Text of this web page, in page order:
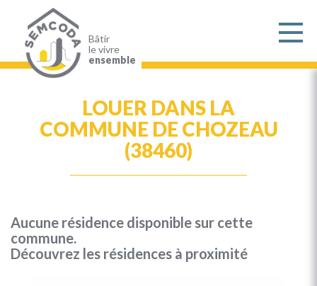
contenu
principal
Bâtir
le vivre
ensemble
LOUER DANS LA
COMMUNE DE CHOZEAU
(38460)
Aucune résidence disponible sur cette
commune.
Découvrez les résidences à proximité